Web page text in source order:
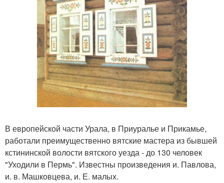
В европейской части Урала, в Приуралье и Прикамье,
работали преимущественно вятские мастера из бывшей
кстининской волости вятского уезда - до 130 человек
"Уходили в Пермь". Известны произведения и. Павлова,
и. в. Машковцева, и. Е. малых.